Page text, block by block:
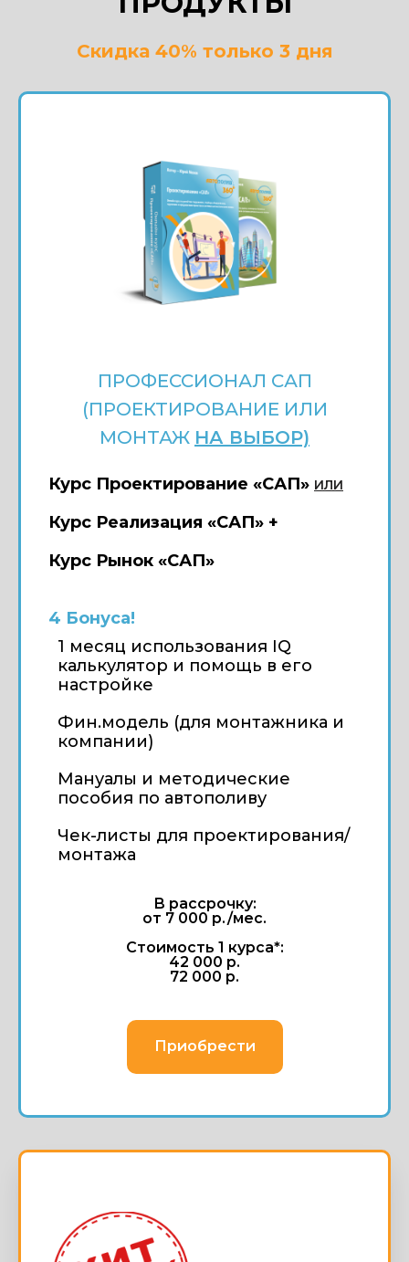
Скидка 40% только 3 дня
ПРОФЕССИОНАЛ САП
(ПРОЕКТИРОВАНИЕ ИЛИ
МОНТАЖ НА ВЫБОР)
Курс Проектирование «САП» ИЛИ
Курс Реализация «САП» +
Курс Рынок «САП»
4 Бонуса!
1 месяц использования IQ
калькулятор и помощь в его
настройке
Фин.модель (для монтажника и
компании)
Мануалы и методические
пособия по автополиву
Чек-листы для проектирования/
монтажа
В рассрочку:
от 7 000 р./мес.
Стоимость 1 курса*:
42 000 р.
72 000 р.
Приобрести